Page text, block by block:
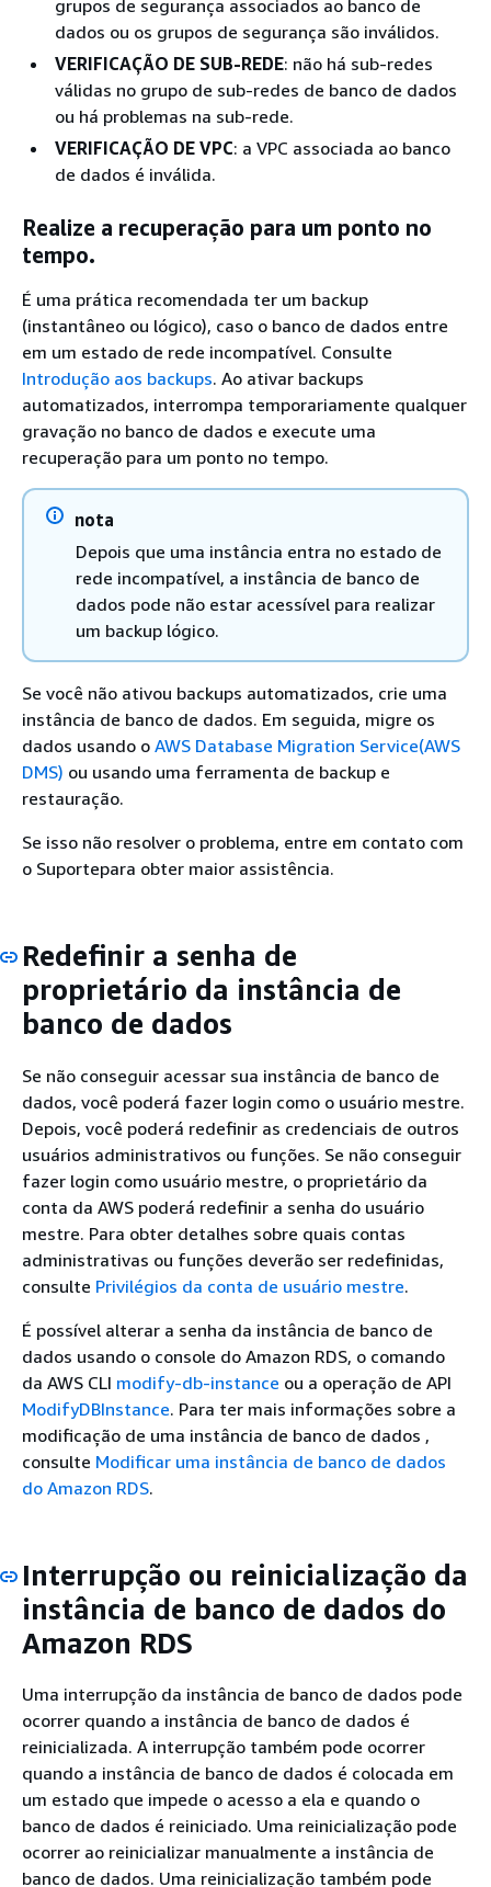
grupos de segurança associados ao banco de
dados ou os grupos de segurança são inválidos.
VERIFICAÇÃO DE SUB-REDE: não há sub-redes
válidas no grupo de sub-redes de banco de dados
ou há problemas na sub-rede.
VERIFICAÇÃO DE VPC: a VPC associada ao banco
de dados é inválida.
Realize a recuperação para um ponto no
tempo.
É uma prática recomendada ter um backup
(instantâneo ou lógico), caso o banco de dados entre
em um estado de rede incompatível. Consulte
Introdução aos backups. Ao ativar backups
automatizados, interrompa temporariamente qualquer
gravação no banco de dados e execute uma
recuperação para um ponto no tempo.
nota
Depois que uma instância entra no estado de
rede incompatível, a instância de banco de
dados pode não estar acessível para realizar
um backup lógico.
Se você não ativou backups automatizados, crie uma
instância de banco de dados. Em seguida, migre os
dados usando o AWS Database Migration Service(AWS
DMS) ou usando uma ferramenta de backup e
restauração.
Se isso não resolver o problema, entre em contato com
o Suportepara obter maior assistência.
Redefinir a senha de
proprietário da instância de
banco de dados
Se não conseguir acessar sua instância de banco de
dados, você poderá fazer login como o usuário mestre.
Depois, você poderá redefinir as credenciais de outros
usuários administrativos ou funções. Se não conseguir
fazer login como usuário mestre, o proprietário da
conta da AWS poderá redefinir a senha do usuário
mestre. Para obter detalhes sobre quais contas
administrativas ou funções deverão ser redefinidas,
consulte Privilégios da conta de usuário mestre.
É possível alterar a senha da instância de banco de
dados usando o console do Amazon RDS, o comando
da AWS CLI modify-db-instance ou a operação de API
ModifyDBInstance. Para ter mais informações sobre a
modificação de uma instância de banco de dados ,
consulte Modificar uma instância de banco de dados
do Amazon RDS.
Interrupção ou reinicialização da
instância de banco de dados do
Amazon RDS
Uma interrupção da instância de banco de dados pode
ocorrer quando a instância de banco de dados é
reinicializada. A interrupção também pode ocorrer
quando a instância de banco de dados é colocada em
um estado que impede o acesso a ela e quando o
banco de dados é reiniciado. Uma reinicialização pode
ocorrer ao reinicializar manualmente a instância de
banco de dados. Uma reinicialização também pode